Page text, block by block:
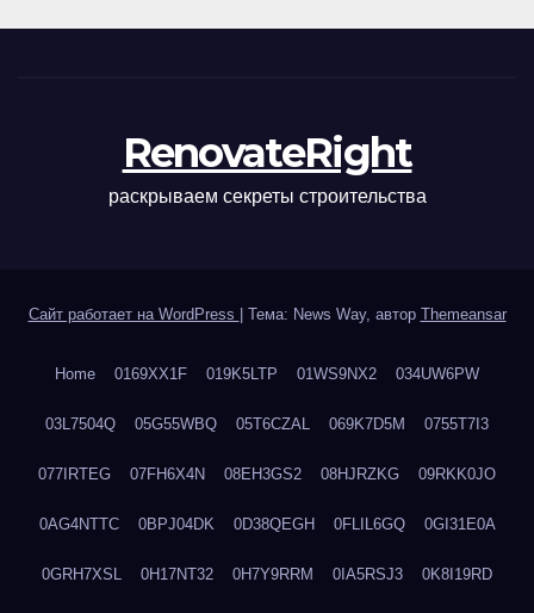
RenovateRight
раскрываем секреты строительства
Сайт работает на WordPress Тема: News Way, автор Themeansar
Home 0169XX1F 019K5LTP 01WS9NX2 034UW6PW
03L7504Q 05G55WBQ 05T6CZAL 069K7D5M 0755T7I3
077IRTEG 07FH6X4N 08EH3GS2 08HJRZKG 09RKK0JO
0AG4NTTC 0BPJ04DK 0D38QEGH 0FLIL6GQ 0GI31E0A
0GRH7XSL 0H17NT32 0H7Y9RRM 0IA5RSJ3 0K8I19RD